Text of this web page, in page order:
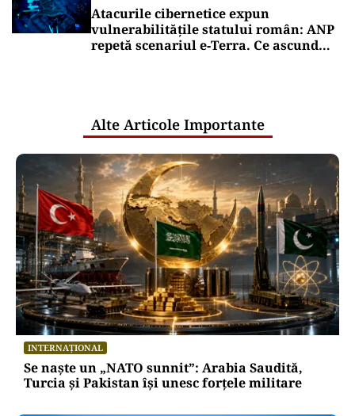
Atacurile cibernetice expun
vulnerabilitățile statului român: ANP
repetă scenariul e‑Terra. Ce ascund
Alte Articole Importante
INTERNAȚIONAL
Se naște un „NATO sunnit”: Arabia Saudită,
Turcia și Pakistan își unesc forțele militare